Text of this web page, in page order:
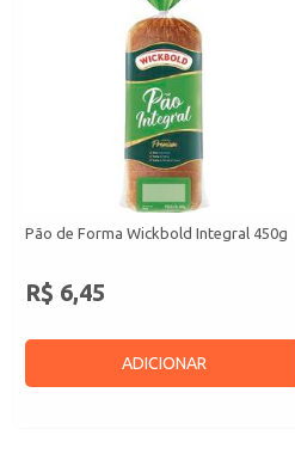
Pão de Forma Wickbold Integral 450g
R$ 6,45
ADICIONAR